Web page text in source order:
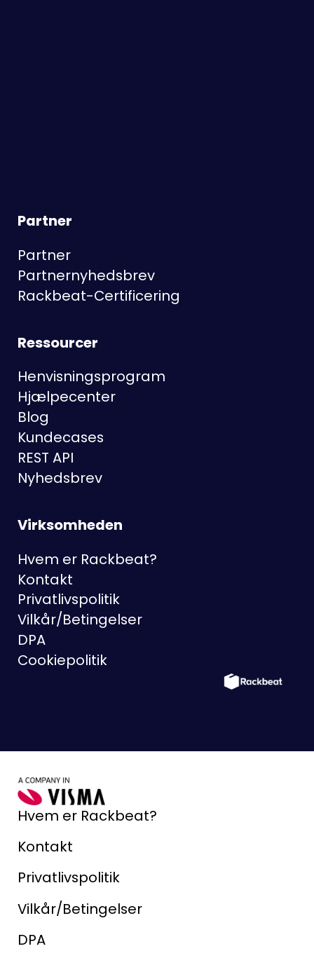
Partner
Partner
Partnernyhedsbrev
Rackbeat-Certificering
Ressourcer
Henvisningsprogram
Hjælpecenter
Blog
Kundecases
REST API
Nyhedsbrev
Virksomheden
Hvem er Rackbeat?
Kontakt
Privatlivspolitik
Vilkår/Betingelser
DPA
Cookiepolitik
Hvem er Rackbeat?
Kontakt
Privatlivspolitik
Vilkår/Betingelser
DPA